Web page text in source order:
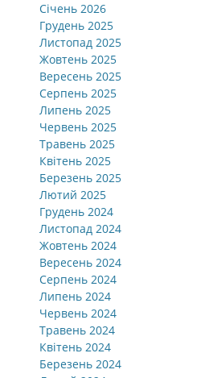
Січень 2026
Грудень 2025
Листопад 2025
Жовтень 2025
Вересень 2025
Серпень 2025
Липень 2025
Червень 2025
Травень 2025
Квітень 2025
Березень 2025
Лютий 2025
Грудень 2024
Листопад 2024
Жовтень 2024
Вересень 2024
Серпень 2024
Липень 2024
Червень 2024
Травень 2024
Квітень 2024
Березень 2024